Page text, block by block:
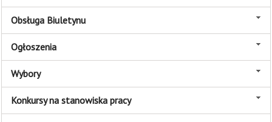
Obsługa Biuletynu
Ogłoszenia
Wybory
Konkursy na stanowiska pracy